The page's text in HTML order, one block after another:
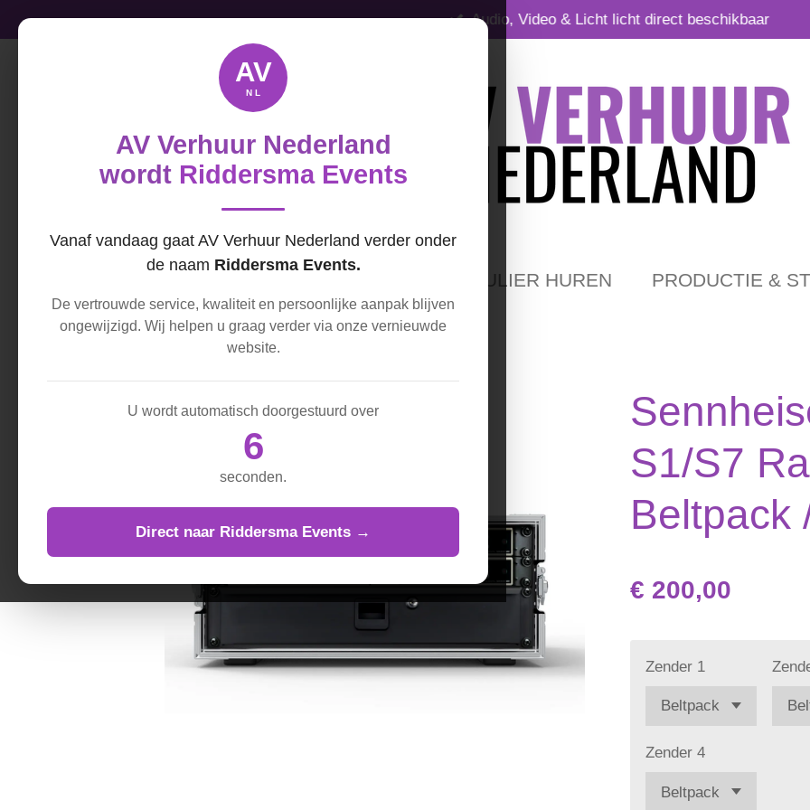
AV
NL
AV Verhuur Nederland
wordt Riddersma Events
Vanaf vandaag gaat AV Verhuur Nederland verder onder
de naam Riddersma Events.
De vertrouwde service, kwaliteit en persoonlijke aanpak blijven
ongewijzigd. Wij helpen u graag verder via onze vernieuwde
website.
U wordt automatisch doorgestuurd over
5
seconden.
Direct naar Riddersma Events →
Ga
direct
Audio, Video & Licht licht direct beschikbaar
PARTICULIER HUREN PRODUCTIE &
S1/S7
Beltpack
€ 200,00
Zender 1
Zender 4